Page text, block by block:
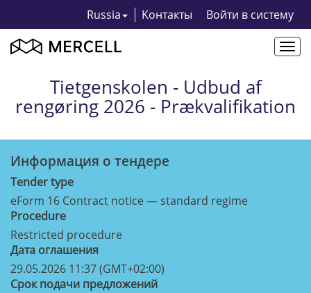
Russia Kонтакты Bойти в систему
Tietgenskolen - Udbud af
rengøring 2026 - Prækvalifikation
Информация о тендерe
Tender type
eForm 16 Contract notice — standard regime
Procedure
Restricted procedure
Дата оглашения
29.05.2026 11:37 (GMT+02:00)
Срок подачи предложений